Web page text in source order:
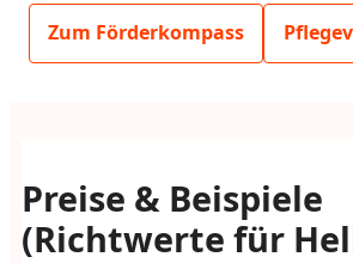
Zum Förderkompass
Preise & Beispiele
(Richtwerte für